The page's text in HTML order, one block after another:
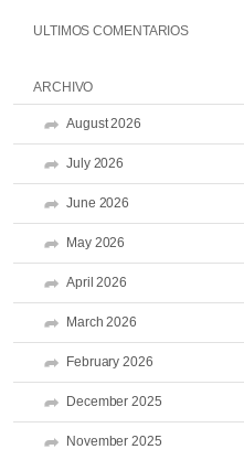
ULTIMOS COMENTARIOS
ARCHIVO
August 2026
July 2026
June 2026
May 2026
April 2026
March 2026
February 2026
December 2025
November 2025